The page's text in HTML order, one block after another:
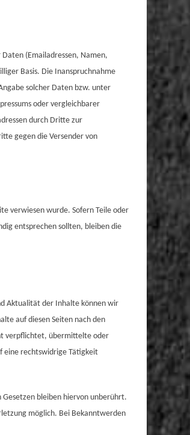
(Emailadressen, Namen,
Basis. Die Inanspruchnahme
solcher Daten bzw. unter
oder vergleichbarer
durch Dritte zur
gegen die Versender von
verwiesen wurde. Sofern Teile oder
entsprechen sollten, bleiben die
Aktualität der Inhalte können wir
auf diesen Seiten nach den
verpflichtet, übermittelte oder
eine rechtswidrige Tätigkeit
bleiben hiervon unberührt.
möglich. Bei Bekanntwerden